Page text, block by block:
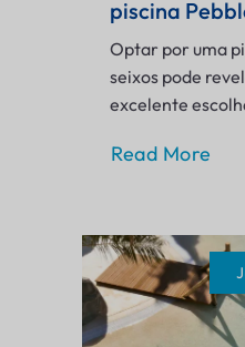
piscina
Optar por uma
seixos pode
excelente
Read More